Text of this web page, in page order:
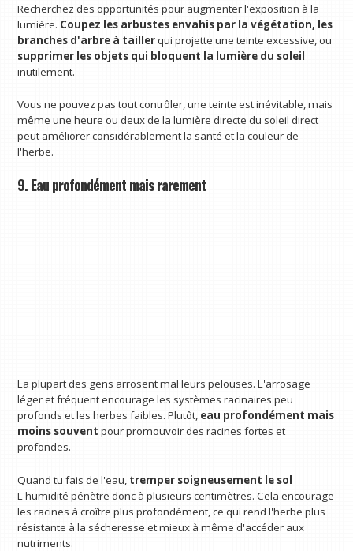
Recherchez des opportunités pour augmenter l'exposition à la
lumière. Coupez les arbustes envahis par la végétation, les
branches d'arbre à taillerqui projette une teinte excessive, ou
supprimer les objets qui bloquent la lumière du soleil
inutilement.
Vous ne pouvez pas tout contrôler, une teinte est inévitable, mais
même une heure ou deux de la lumière directe du soleil direct
peut améliorer considérablement la santé et la couleur de
l'herbe.
9. Eau profondément mais rarement
La plupart des gens arrosent mal leurs pelouses. L'arrosage
léger et fréquent encourage les systèmes racinaires peu
profonds et les herbes faibles. Plutôt, eau profondément mais
moins souventpour promouvoir des racines fortes et
profondes.
Quand tu fais de l'eau, tremper soigneusement le sol
L'humidité pénètre donc à plusieurs centimètres. Cela encourage
les racines à croître plus profondément, ce qui rend l'herbe plus
résistante à la sécheresse et mieux à même d'accéder aux
nutriments.